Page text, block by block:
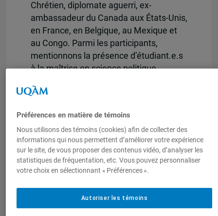
Chrétien, diplomate aguerri, ex-
ambassadeur du Canada aux États-Unis,
en France, en Belgique, au Mexique et
au Congo. Parmi les participants,
mentionnons la présence d’étudiant.e.s
à la maîtrise en science politique,
l’Observatoire sur les États-Unis de la
trois fellows de l’IEIM, François
LaRochelle, Louis de Lorimier et Guy
Saint-Jacques.
Préférences en matière de témoins
Nous utilisons des témoins (cookies) afin de collecter des
informations qui nous permettent d’améliorer votre expérience
sur le site, de vous proposer des contenus vidéo, d’analyser les
statistiques de fréquentation, etc. Vous pouvez personnaliser
votre choix en sélectionnant « Préférences ».
Autoriser les témoins